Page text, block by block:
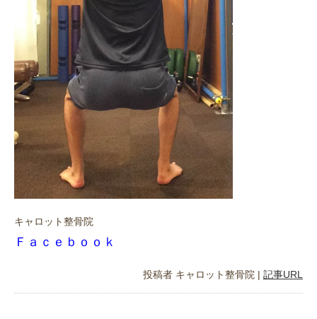
キャロット整骨院
Ｆａｃｅｂｏｏｋ
投稿者 キャロット整骨院 | 記事URL